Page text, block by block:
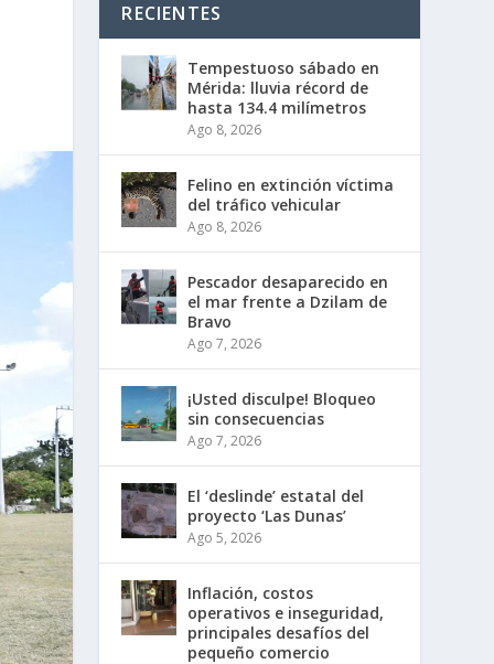
RECIENTES
Tempestuoso sábado en
Mérida: lluvia récord de
hasta 134.4 milímetros
Ago 8, 2026
Felino en extinción víctima
del tráfico vehicular
Ago 8, 2026
Pescador desaparecido en
el mar frente a Dzilam de
Bravo
Ago 7, 2026
¡Usted disculpe! Bloqueo
sin consecuencias
Ago 7, 2026
El ‘deslinde’ estatal del
proyecto ‘Las Dunas’
Ago 5, 2026
Inflación, costos
operativos e inseguridad,
principales desafíos del
pequeño comercio